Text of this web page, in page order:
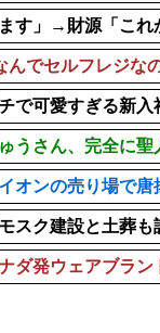
す」→財源「これ
んでセルフレジな
で可愛すぎる新
ゅうさん、完全に
オンの売り場で
モスク建設と土葬
ナダ発ウェアブラ